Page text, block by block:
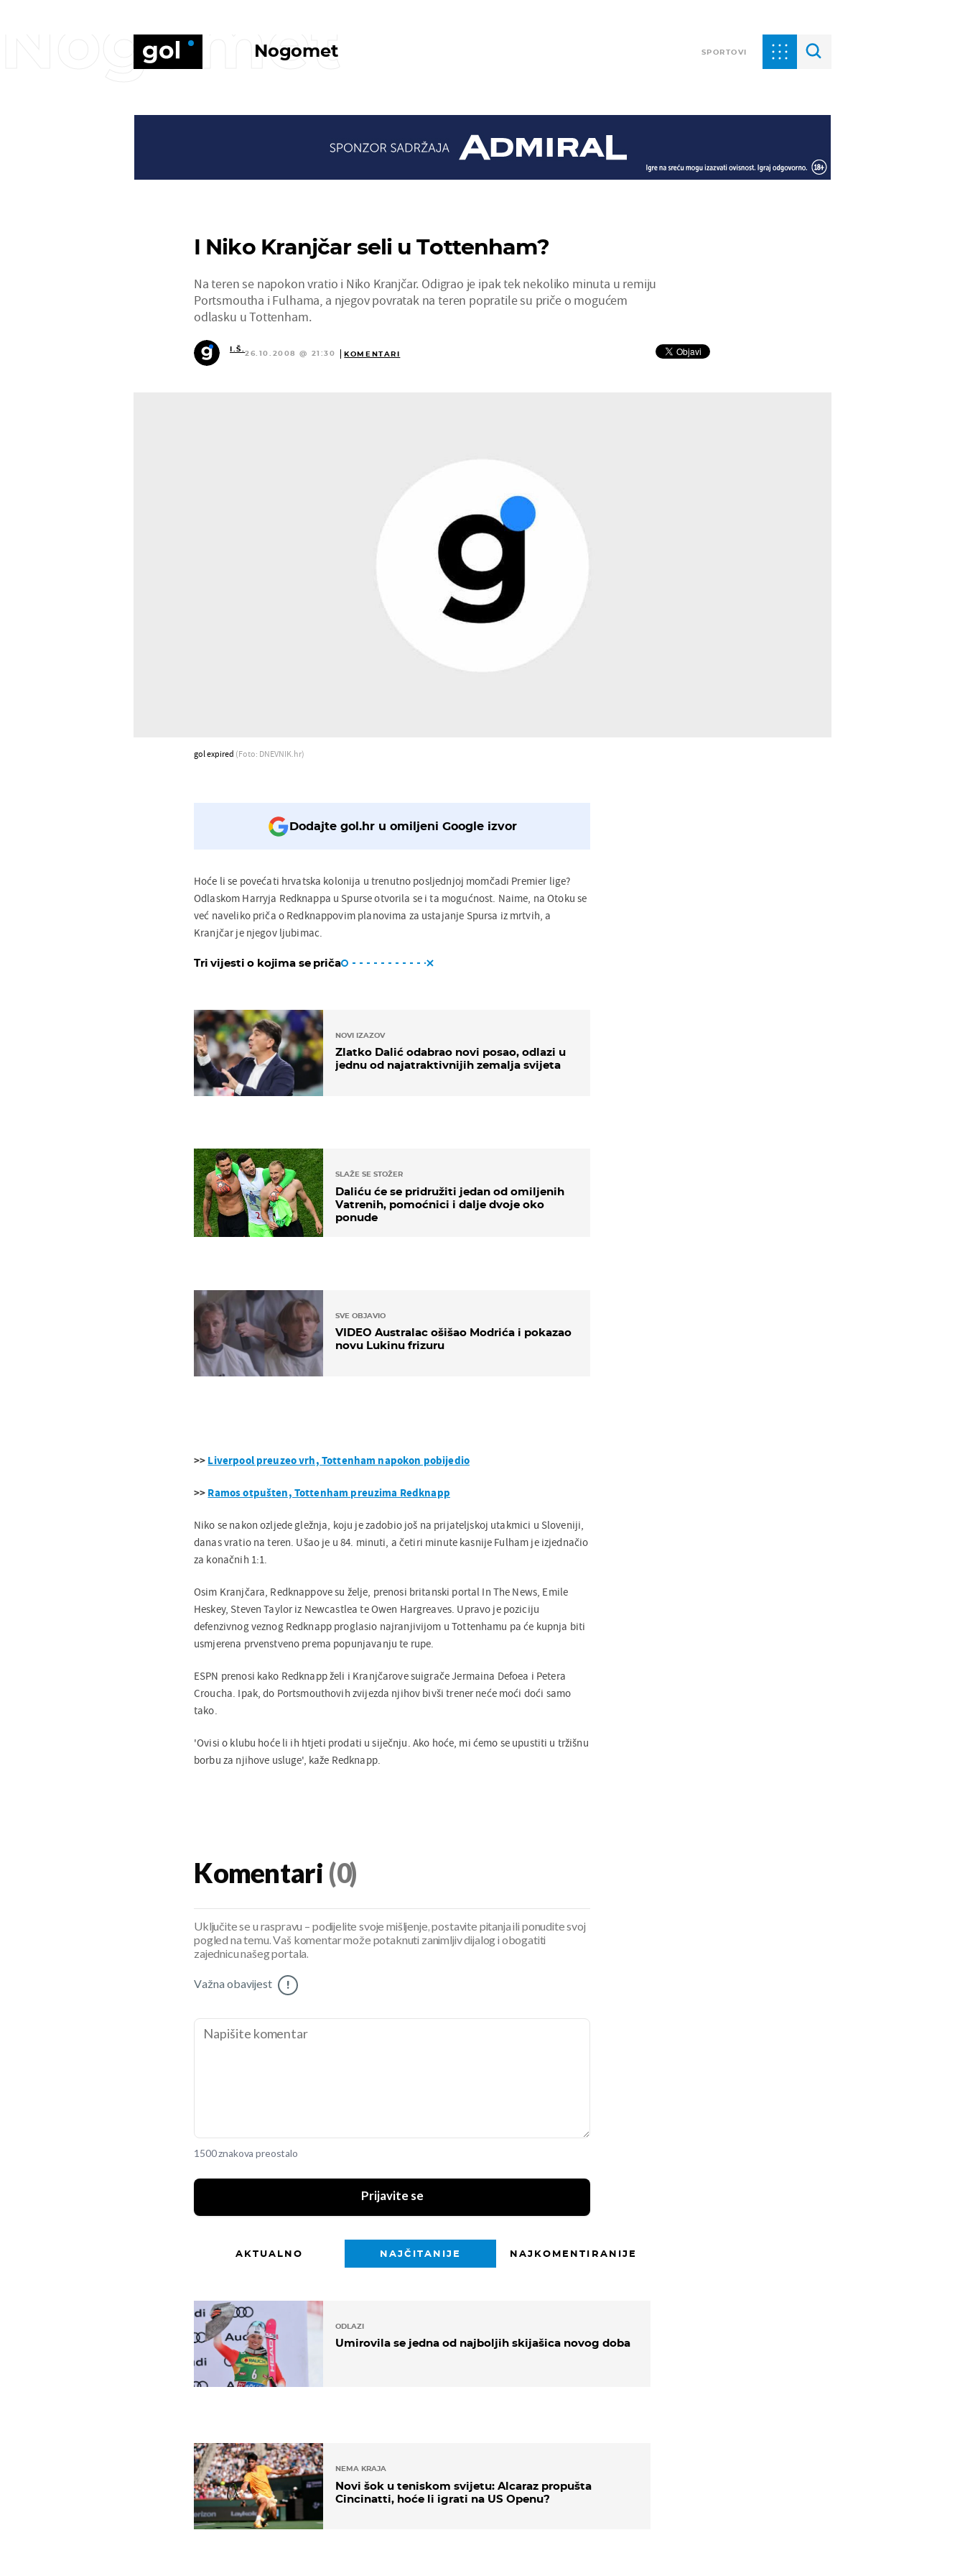
Nogomet SPORTOVI
Nogomet
I Niko Kranjčar seli u Tottenham?
Na teren se napokon vratio i Niko Kranjčar. Odigrao je ipak tek nekoliko minuta u remiju
Portsmoutha i Fulhama, a njegov povratak na teren popratile su priče o mogućem
odlasku u Tottenham.
I.Š.
26.10.2008 @ 21:30 KOMENTARI
gol expired (Foto: DNEVNIK.hr)
Dodajte gol.hr u omiljeni Google izvor
Hoće li se povećati hrvatska kolonija u trenutno posljednjoj momčadi Premier lige?
Odlaskom Harryja Redknappa u Spurse otvorila se i ta mogućnost. Naime, na Otoku se
već naveliko priča o Redknappovim planovima za ustajanje Spursa iz mrtvih, a
Kranjčar je njegov ljubimac.
Tri vijesti o kojima se priča
NOVI IZAZOV
Zlatko Dalić odabrao novi posao, odlazi u
jednu od najatraktivnijih zemalja svijeta
SLAŽE SE STOŽER
Daliću će se pridružiti jedan od omiljenih
Vatrenih, pomoćnici i dalje dvoje oko
ponude
SVE OBJAVIO
VIDEO Australac ošišao Modrića i pokazao
novu Lukinu frizuru
>> Liverpool preuzeo vrh, Tottenham napokon pobijedio
>> Ramos otpušten, Tottenham preuzima Redknapp
Niko se nakon ozljede gležnja, koju je zadobio još na prijateljskoj utakmici u Sloveniji,
danas vratio na teren. Ušao je u 84. minuti, a četiri minute kasnije Fulham je izjednačio
za konačnih 1:1.
Osim Kranjčara, Redknappove su želje, prenosi britanski portal In The News, Emile
Heskey, Steven Taylor iz Newcastlea te Owen Hargreaves. Upravo je poziciju
defenzivnog veznog Redknapp proglasio najranjivijom u Tottenhamu pa će kupnja biti
usmjerena prvenstveno prema popunjavanju te rupe.
ESPN prenosi kako Redknapp želi i Kranjčarove suigrače Jermaina Defoea i Petera
Croucha. Ipak, do Portsmouthovih zvijezda njihov bivši trener neće moći doći samo
tako.
'Ovisi o klubu hoće li ih htjeti prodati u siječnju. Ako hoće, mi ćemo se upustiti u tržišnu
borbu za njihove usluge', kaže Redknapp.
Komentari (0)
Uključite se u raspravu – podijelite svoje mišljenje, postavite pitanja ili ponudite svoj
pogled na temu. Vaš komentar može potaknuti zanimljiv dijalog i obogatiti
zajednicu našeg portala.
Važna obavijest !
1500 znakova preostalo
Prijavite se
AKTUALNO NAJČITANIJE NAJKOMENTIRANIJE
ODLAZI
Umirovila se jedna od najboljih skijašica novog doba
NEMA KRAJA
Novi šok u teniskom svijetu: Alcaraz propušta
Cincinatti, hoće li igrati na US Openu?